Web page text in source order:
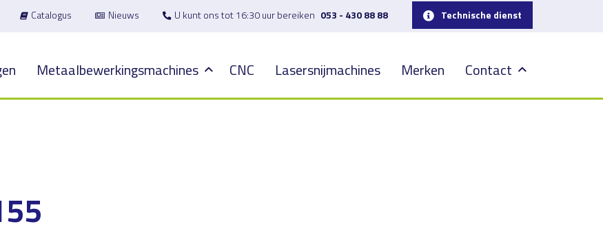
Technische dienst
Catalogus Nieuws U kunt ons tot 16:30 uur bereiken 053 - 430 88 88
Metaalbewerkingsmachines CNC Lasersnijmachines Merken Contact